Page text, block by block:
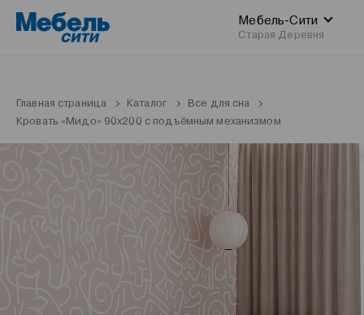
Мебель-Сити
Старая Деревня
Главная страница Каталог
Все для сна
Кровать «Мидо» 90x200 с подъёмным механизмом